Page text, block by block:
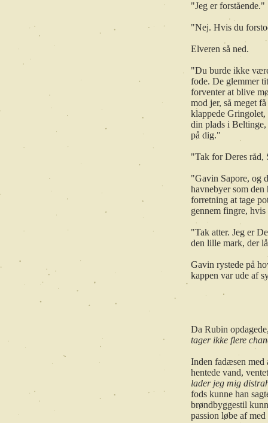
"Jeg er forstående."
"Nej. Hvis du
Elveren så ned.
"Du burde ikke
fode. De glemmer
forventer at blive
mod jer, så meget
klappede
din plads i
på dig."
"Tak for Deres
"Gavin Sapore, og
havnebyer som
forretning at tage
gennem fingre,
"Tak atter. Jeg er
den lille mark, der
Gavin rystede på
kappen var ude af
Da Rubin
tager ikke flere
Inden fadæsen med
hentede vand,
lader jeg mig
fods kunne han
brøndbyggestil
passion løbe af